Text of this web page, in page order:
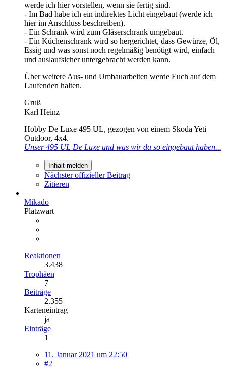
werde ich hier vorstellen, wenn sie fertig sind.
- Im Bad habe ich ein indirektes Licht eingebaut (werde ich
hier im Anschluss beschreiben).
- Ein Schrank wird zum Gläserschrank umgebaut.
- Ein Küchenschrank wird so hergerichtet, dass Gewürze, Öl,
Essig und was sonst noch regelmäßig benötigt wird, einfach
und auslaufsicher untergebracht werden kann.
Über weitere Aus- und Umbauarbeiten werde Euch auf dem
Laufenden halten.
Gruß
Karl Heinz
Hobby De Luxe 495 UL, gezogen von einem Skoda Yeti
Outdoor, 4x4.
Unser 495 UL De Luxe und was wir da so eingebaut haben...
Inhalt melden
Nächster offizieller Beitrag
Zitieren
Mikado
Platzwart
Reaktionen
3.438
Trophäen
7
Beiträge
2.355
Karteneintrag
ja
Einträge
1
11. Januar 2021 um 22:50
#2